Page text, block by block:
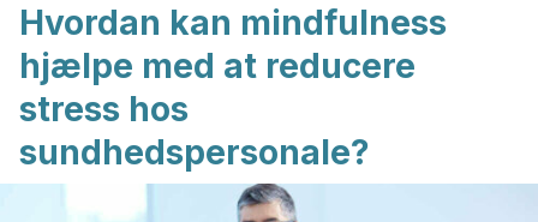
Hvordan kan mindfulness
hjælpe med at reducere
stress hos
sundhedspersonale?